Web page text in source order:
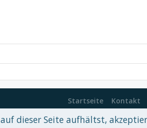
Startseite Kontakt
dieser Seite aufhältst,